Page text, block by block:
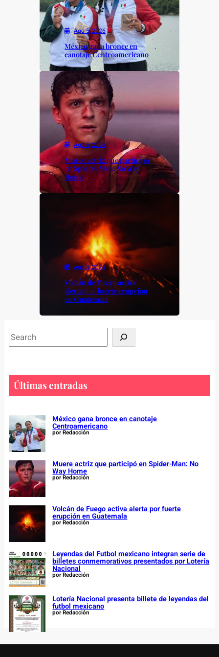
Ago 5, 2026
México gana bronce en
canotaje Centroamericano
Ago 5, 2026
Muere actriz que participó
en Spider-Man: No Way
Home
Ago 5, 2026
Volcán de Fuego activa
alerta por fuerte erupción
en Guatemala
S
e
h
Últimas entradas
México gana bronce en canotaje
Centroamericano
por Redacción
Muere actriz que participó en Spider-Man: No
Way Home
por Redacción
Volcán de Fuego activa alerta por fuerte
erupción en Guatemala
por Redacción
Leyendas del Futbol mexicano integran serie de
billetes conmemorativos presentados por Lotería
Nacional
por Redacción
Lotería Nacional presenta billete de leyendas del
futbol mexicano
por Redacción